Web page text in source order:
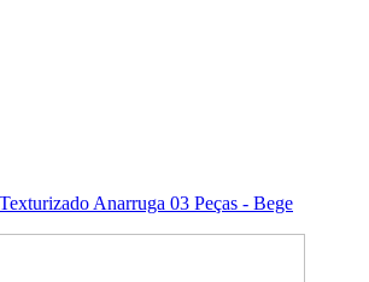
Anarruga 03 Peças - Bege